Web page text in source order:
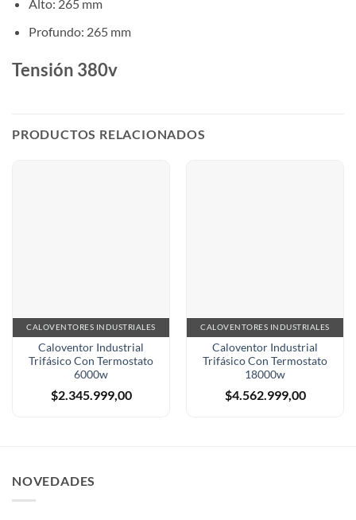
Alto: 265 mm
Profundo: 265 mm
Tensión 380v
PRODUCTOS RELACIONADOS
CALOVENTORES INDUSTRIALES
Caloventor Industrial
Trifásico Con Termostato
6000w
$2.345.999,00
CALOVENTORES INDUSTRIALES
Caloventor Industrial
Trifásico Con Termostato
18000w
$4.562.999,00
NOVEDADES